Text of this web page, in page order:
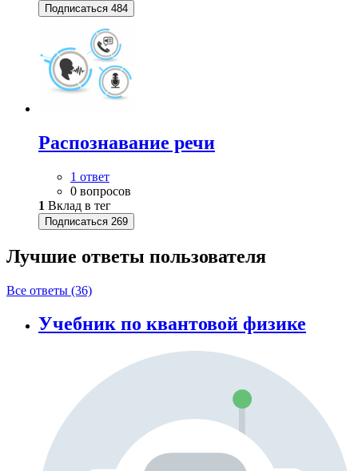
Подписаться 484
Распознавание речи
1 ответ
0 вопросов
1 Вклад в тег
Подписаться 269
Лучшие ответы пользователя
Все ответы (36)
Учебник по квантовой физике